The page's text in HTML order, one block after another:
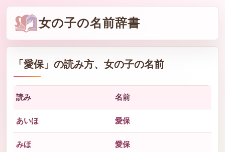
女の子の名前辞書
「愛保」の読み方、女の子の名前
読み 名前
あいほ 愛保
みほ 愛保